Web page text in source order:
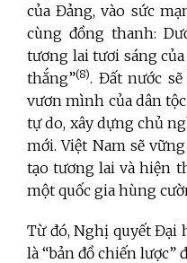
của Đảng, vào sức
cùng đồng thanh:
tương lai tươi sáng
thắng”(8). Đất nước
vươn mình của dân
tự do, xây dựng chủ
mới. Việt Nam sẽ
tạo tương lai và hiện
một quốc gia hùng
Từ đó, Nghị quyết Đại
là “bản đồ chiến